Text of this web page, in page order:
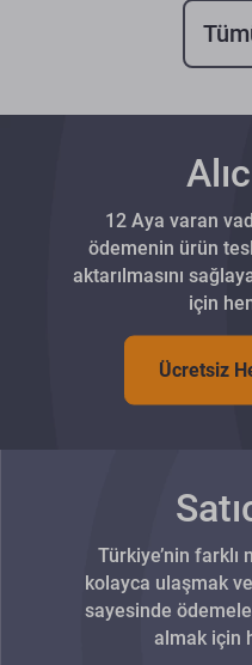
12 Aya varan
ödemenin ürün
aktarılmasını
için
Ücretsiz
Türkiye’nin farklı
kolayca ulaşmak
sayesinde
almak için